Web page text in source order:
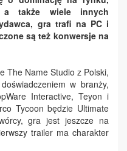
także wiele innych
gra trafi na PC i
są też konwersje na
The Name Studio z Polski,
w branży,
Interactive, Teyon i
Tycoon będzie Ultimate
gra jest jeszcze na
trailer ma charakter